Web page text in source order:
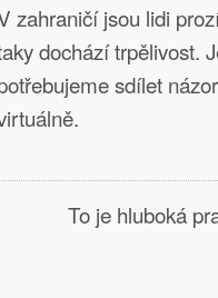
zahraničí jsou lidi
dochází trpělivost.
sdílet
To je hluboká